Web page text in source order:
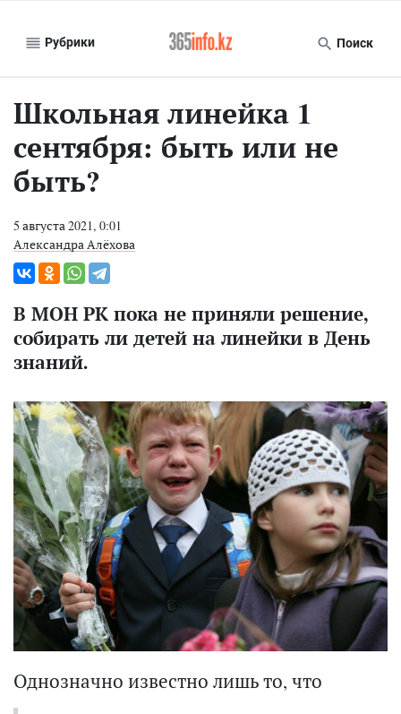
Рубрики Поиск
Школьная линейка 1
сентября: быть или не
быть?
5 августа 2021, 0:01
Александра Алёхова
В МОН РК пока не приняли решение,
собирать ли детей на линейки в День
знаний.
Однозначно известно лишь то, что